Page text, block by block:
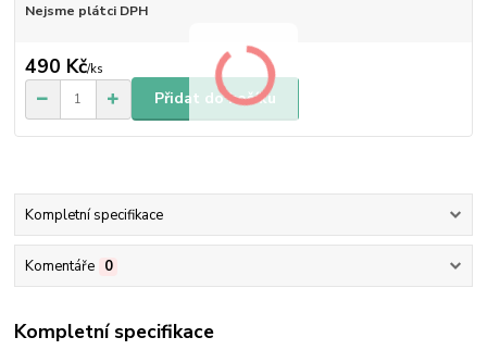
Nejsme plátci DPH
490 Kč/ks
Přidat do košíku
Kompletní specifikace
Komentáře 0
Kompletní specifikace